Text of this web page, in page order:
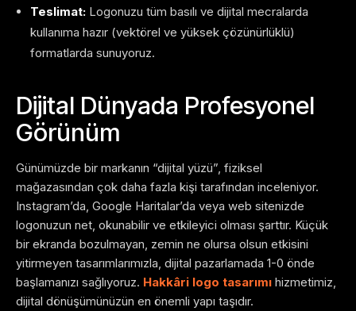
Teslimat: Logonuzu tüm basılı ve dijital mecralarda
kullanıma hazır (vektörel ve yüksek çözünürlüklü)
formatlarda sunuyoruz.
Dijital Dünyada Profesyonel
Görünüm
Günümüzde bir markanın “dijital yüzü”, fiziksel
mağazasından çok daha fazla kişi tarafından inceleniyor.
Instagram’da, Google Haritalar’da veya web sitenizde
logonuzun net, okunabilir ve etkileyici olması şarttır. Küçük
bir ekranda bozulmayan, zemin ne olursa olsun etkisini
yitirmeyen tasarımlarımızla, dijital pazarlamada 1-0 önde
başlamanızı sağlıyoruz. Hakkâri logo tasarımı hizmetimiz,
dijital dönüşümünüzün en önemli yapı taşıdır.